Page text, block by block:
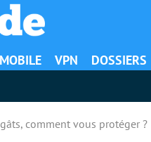
VPN DOSSIERS
comment vous protéger ?